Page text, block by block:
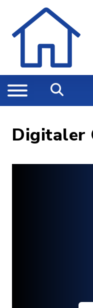
Digitaler